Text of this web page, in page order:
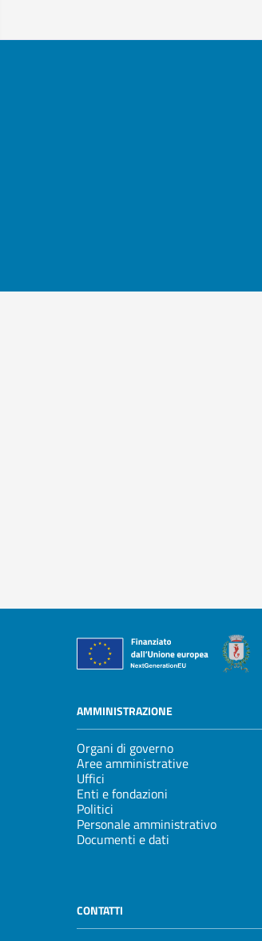
AMMINISTRAZIONE
Organi di governo
Aree amministrative
Uffici
Enti e fondazioni
Politici
Personale amministrativo
Documenti e dati
CONTATTI